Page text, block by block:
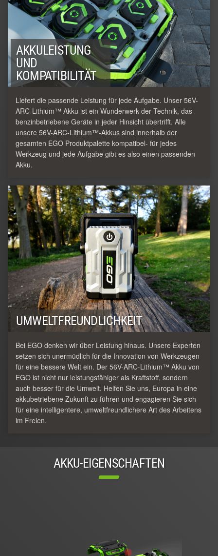
AKKULEISTUNG
UND
KOMPATIBILITÄT
Liefert die passende Leistung für jede Aufgabe. Unser 56V-
ARC-Lithium™ Akku ist ein Wunderwerk der Technik, das
benzinbetriebene Geräte in jeder Hinsicht übertrifft. Alle
unsere 56V-ARC-Lithium™-Akkus sind innerhalb der
gesamten EGO Produktpalette kompatibel- für jedes
Werkzeug und jede Aufgabe gibt es also einen passenden
Akku.
UMWELTFREUNDLICHKEIT
Bei EGO denken wir über Leistung hinaus. Unsere Experten
setzen sich unermüdlich für die Innovation von Werkzeugen
für eine bessere Welt ein. Der 56V-ARC-Lithium™ Akku von
EGO ist nicht nur leistungsfähiger als Kraftstoff, sondern
auch besser für die Umwelt. Helfen Sie uns, Europa in eine
akkubetriebene Zukunft zu führen und engagieren Sie sich
für eine intelligentere, umweltfreundlichere Art des Arbeitens
im Freien.
AKKU-EIGENSCHAFTEN